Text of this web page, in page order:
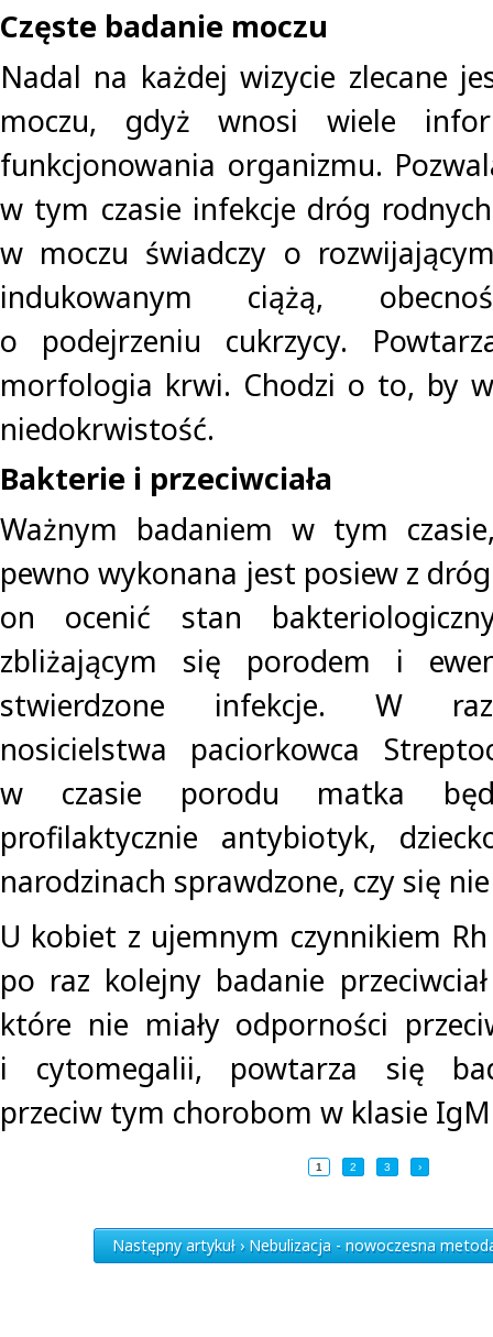
Częste badanie moczu
Nadal na każdej wizycie zlecane
moczu, gdyż wnosi wiele
funkcjonowania organizmu.
w tym czasie infekcje dróg
w moczu świadczy o
indukowanym ciążą,
o podejrzeniu cukrzycy.
morfologia krwi. Chodzi o to, by
niedokrwistość.
Bakterie i przeciwciała
Ważnym badaniem w tym
pewno wykonana jest posiew z
on ocenić stan
zbliżającym się porodem i
stwierdzone infekcje. W
nosicielstwa paciorkowca
w czasie porodu matka
profilaktycznie antybiotyk,
narodzinach sprawdzone, czy się nie
U kobiet z ujemnym czynnikiem
po raz kolejny badanie
które nie miały odporności
i cytomegalii, powtarza się
przeciw tym chorobom w klasie
1 2 3 ›
Następny artykuł › Nebulizacja - nowoczesna